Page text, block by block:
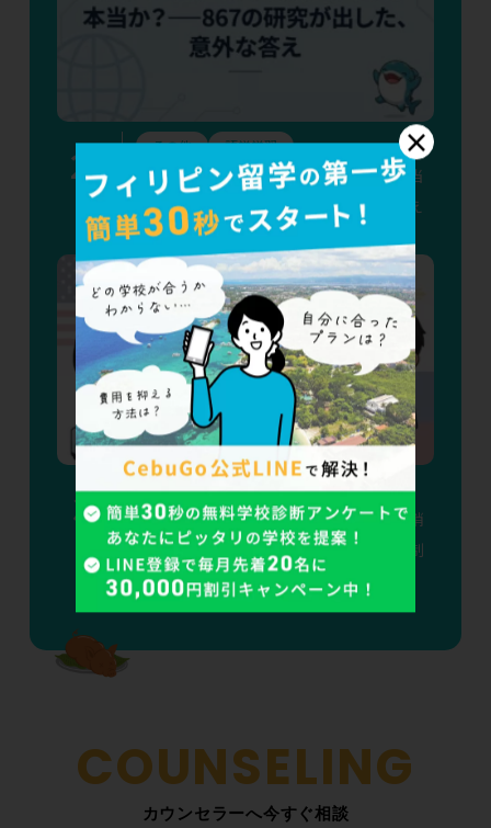
2nd
その他 語学学習
「留学すれば考える力が育つ」は本当
か？——867の研究が出した、意外な答え
3rd
その他 渡航準備 語学学習
アメリカ学生ビザから「期限なし」が消
える——2026年9月15日、F-1ビザD/S制
度廃止で変わる7つのポイント
カウンセラーへ今すぐ相談
×